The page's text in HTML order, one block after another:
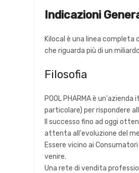
Indicazioni
Kilocal è una linea
che riguarda più di un
Filosofia
POOL PHARMA è
particolare) per rispondere
Il successo fino ad oggi
attenta all'evoluzione del
Essere vicino ai
venire.
Una rete di vendita